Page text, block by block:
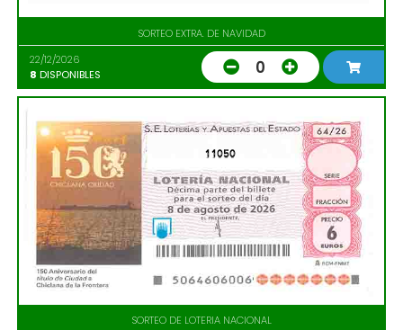
SORTEO EXTRA. DE NAVIDAD
22/12/2026
8 DISPONIBLES 0
11050
SORTEO DE LOTERIA NACIONAL